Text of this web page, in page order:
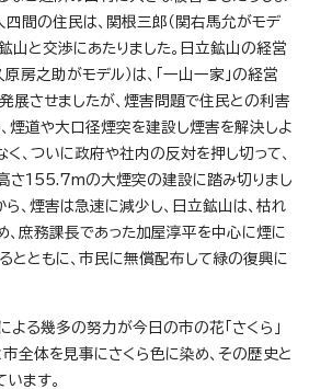
四間の住民は、関根三郎（関右馬允がモデ
山と交渉にあたりました。日立鉱山の経営
房之助がモデル）は、「一山一家」の経営
展させましたが、煙害問題で住民との利害
、煙道や大口径煙突を建設し煙害を解決しよ
、ついに政府や社内の反対を押し切って、
さ155.7mの大煙突の建設に踏み切りまし
、煙害は急速に減少し、日立鉱山は、枯れ
、庶務課長であった加屋淳平を中心に煙に
とともに、市民に無償配布して緑の復興に
よる幾多の努力が今日の市の花「さくら」
全体を見事にさくら色に染め、その歴史と
ます。